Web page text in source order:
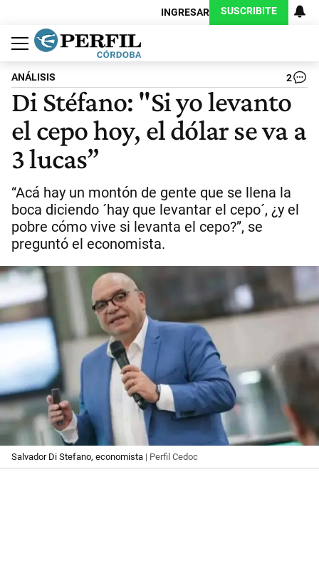
INGRESAR SUSCRIBITE
Política
Economía
Judiciales
Sociedad
Cultura
Espectáculos
Deportes
Protagonistas
ANÁLISIS 2
Di Stéfano: "Si yo levanto
el cepo hoy, el dólar se va a
3 lucas”
“Acá hay un montón de gente que se llena la
boca diciendo ´hay que levantar el cepo´, ¿y el
pobre cómo vive si levanta el cepo?”, se
preguntó el economista.
Salvador Di Stefano, economista | Perfil Cedoc